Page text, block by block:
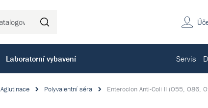
Laboratorní vybavení Servis
Aglutinace Polyvalentní séra Enteroclon Anti-Coli II (O55, O86,